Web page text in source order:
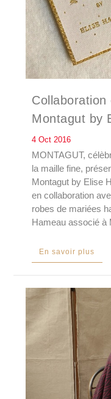
Montagut by
4 Oct 2016
MONTAGUT,
la maille fine,
Montagut by Elise
en collaboration
robes de mariées
Hameau associé à
En savoir plus